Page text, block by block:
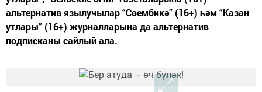
альтернатив язылучылар “Сөембикә” (16+) һәм “Казан
утлары” (16+) журналларына да альтернатив
подписканы сайлый ала.